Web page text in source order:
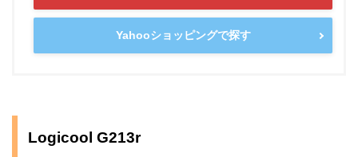
Yahooショッピングで探す
Logicool G213r